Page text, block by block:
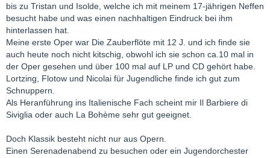
bis zu Tristan und Isolde, welche ich mit meinem 17-jährigen Neffen
besucht habe und was einen nachhaltigen Eindruck bei ihm
hinterlassen hat.
Meine erste Oper war Die Zauberflöte mit 12 J. und ich finde sie
auch heute noch nicht kitschig, obwohl ich sie schon ca.10 mal in
der Oper gesehen und über 100 mal auf LP und CD gehört habe.
Lortzing, Flotow und Nicolai für Jugendliche finde ich gut zum
Schnuppern.
Als Heranführung ins Italienische Fach scheint mir Il Barbiere di
Siviglia oder auch La Bohème sehr gut geeignet.
Doch Klassik besteht nicht nur aus Opern.
Einen Serenadenabend zu besuchen oder ein Jugendorchester